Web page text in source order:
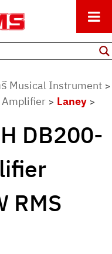
งมืออาชีพ
Musical Instrument >
Amplifier > Laney >
DB200-
RMS